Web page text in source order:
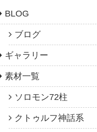
BLOG
ブログ
ギャラリー
素材一覧
ソロモン72柱
クトゥルフ神話系